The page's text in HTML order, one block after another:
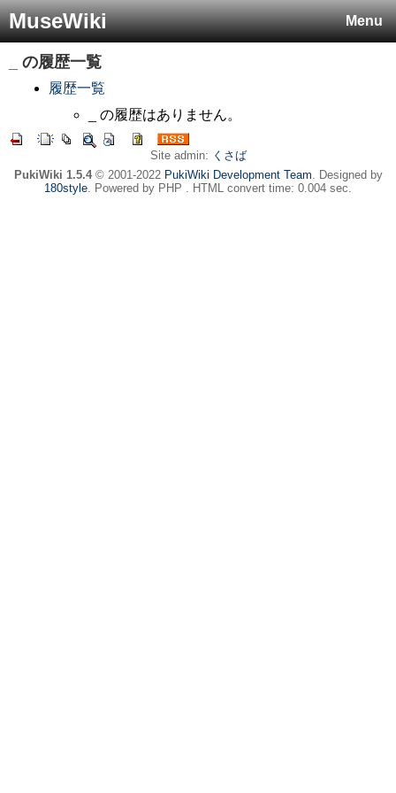
Menu
MuseWiki
の履歴一覧
履歴一覧
の履歴はありません。
Site admin: くさば
PukiWiki 1.5.4© 2001-2022 PukiWiki Development Team. Designed by
180style. Powered by PHP . HTML convert time: 0.004 sec.